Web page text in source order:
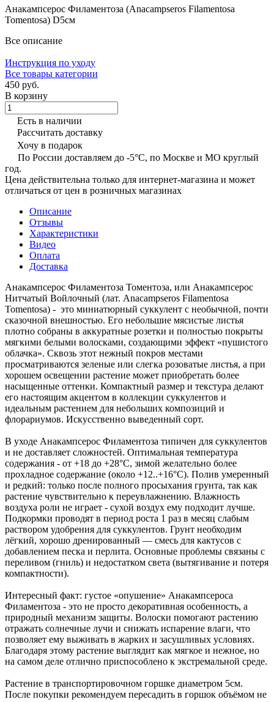
Анакампсерос Филаментоза (Anacampseros Filamentosa
Tomentosa) D5см
Все описание
Инструкция по уходу
Все товары категории
450 руб.
В корзину
Есть в наличии
Рассчитать доставку
Хочу в подарок
По России доставляем до -5°C, по Москве и МО круглый
год.
Цена действительна только для интернет-магазина и может
отличаться от цен в розничных магазинах
Описание
Отзывы
Характеристики
Видео
Оплата
Доставка
Анакампсерос Филаментоза Томентоза, или Анакампсерос
Нитчатый Войлочный (лат. Anacampseros Filamentosa
Tomentosa) - это миниатюрный суккулент с необычной, почти
сказочной внешностью. Его небольшие мясистые листья
плотно собраны в аккуратные розетки и полностью покрыты
мягкими белыми волосками, создающими эффект «пушистого
облачка». Сквозь этот нежный покров местами
просматриваются зеленые или слегка розоватые листья, а при
хорошем освещении растение может приобретать более
насыщенные оттенки. Компактный размер и текстура делают
его настоящим акцентом в коллекции суккулентов и
идеальным растением для небольших композиций и
флорариумов. Искусственно выведенный сорт.
В уходе Анакампсерос Филаментоза типичен для суккулентов
и не доставляет сложностей. Оптимальная температура
содержания - от +18 до +28°C, зимой желательно более
прохладное содержание (около +12..+16°C). Полив умеренный
и редкий: только после полного просыхания грунта, так как
растение чувствительно к переувлажнению. Влажность
воздуха роли не играет - сухой воздух ему подходит лучше.
Подкормки проводят в период роста 1 раз в месяц слабым
раствором удобрения для суккулентов. Грунт необходим
лёгкий, хорошо дренированный — смесь для кактусов с
добавлением песка и перлита. Основные проблемы связаны с
переливом (гниль) и недостатком света (вытягивание и потеря
компактности).
Интересный факт: густое «опушение» Анакампсероса
Филаментоза - это не просто декоративная особенность, а
природный механизм защиты. Волоски помогают растению
отражать солнечные лучи и снижать испарение влаги, что
позволяет ему выживать в жарких и засушливых условиях.
Благодаря этому растение выглядит как мягкое и нежное, но
на самом деле отлично приспособлено к экстремальной среде.
Растение в транспортировочном горшке диаметром 5см.
После покупки рекомендуем пересадить в горшок объёмом не